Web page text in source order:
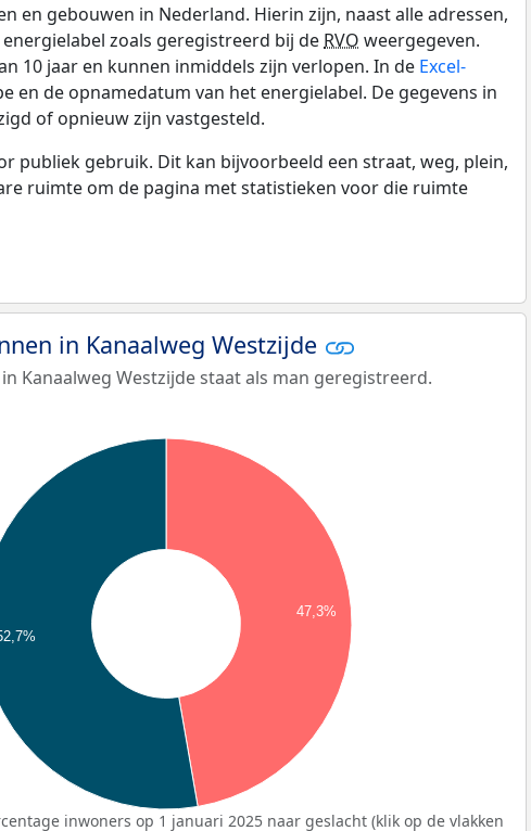
en gebouwen in Nederland. Hierin zijn, naast alle adressen,
zoals geregistreerd bij de RVO weergegeven.
10 jaar en kunnen inmiddels zijn verlopen. In de Excel-
en de opnamedatum van het energielabel. De gegevens in
of opnieuw zijn vastgesteld.
publiek gebruik. Dit kan bijvoorbeeld een straat, weg, plein,
ruimte om de pagina met statistieken voor die ruimte
in Kanaalweg Westzijde
Kanaalweg Westzijde staat als man geregistreerd.
47,3%
inwoners op 1 januari 2025 naar geslacht (klik op de vlakken